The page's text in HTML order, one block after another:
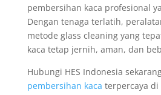
pembersihan kaca profesional
Dengan tenaga terlatih,
metode glass cleaning yang
kaca tetap jernih, aman, dan
Hubungi HES Indonesia
pembersihan kaca terpercaya di